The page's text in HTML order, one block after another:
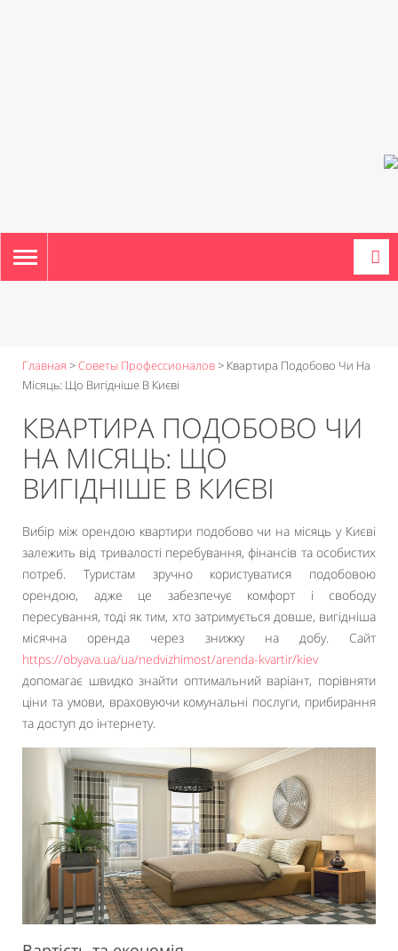
TOGGLE
NAVIGATION
Главная >Советы Профессионалов> Квартира Подобово Чи На
Місяць: Що Вигідніше В Києві
КВАРТИРА ПОДОБОВО ЧИ
НА МІСЯЦЬ: ЩО
ВИГІДНІШЕ В КИЄВІ
Вибір між орендою квартири подобово чи на місяць у Києві
залежить від тривалості перебування, фінансів та особистих
потреб. Туристам зручно користуватися подобовою
орендою, адже це забезпечує комфорт і свободу
пересування, тоді як тим, хто затримується довше, вигідніша
місячна оренда через знижку на добу. Сайт
https://obyava.ua/ua/nedvizhimost/arenda-kvartir/kiev
допомагає швидко знайти оптимальний варіант, порівняти
ціни та умови, враховуючи комунальні послуги, прибирання
та доступ до інтернету.